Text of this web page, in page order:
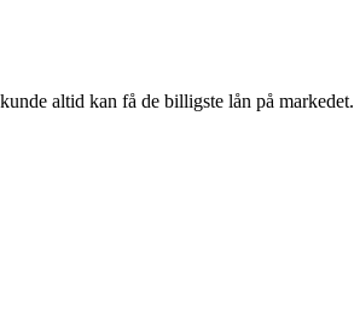
altid kan få de billigste lån på markedet.